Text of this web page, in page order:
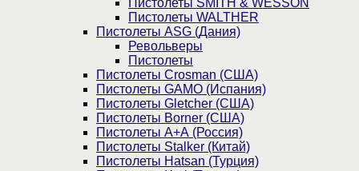
Пистолеты SMITH & WESSON
Пистолеты WALTHER
Пистолеты ASG (Дания)
Револьверы
Пистолеты
Пистолеты Crosman (США)
Пистолеты GAMO (Испания)
Пистолеты Gletcher (США)
Пистолеты Borner (США)
Пистолеты А+А (Россия)
Пистолеты Stalker (Китай)
Пистолеты Hatsan (Турция)